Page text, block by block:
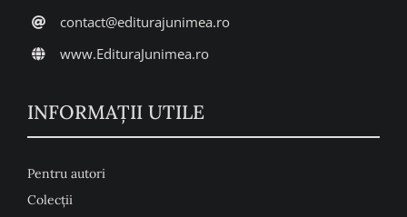
contact@editurajunimea.ro
www.EdituraJunimea.ro
INFORMAŢII UTILE
Pentru autori
Colecţii